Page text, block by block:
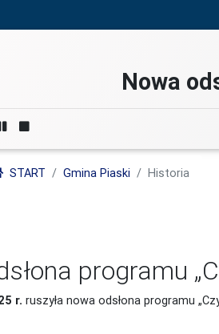
Nowa
START Gmina Piaski Historia
programu
r. ruszyła nowa odsłona programu